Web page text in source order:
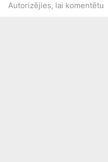
Autorizējies, lai komentētu